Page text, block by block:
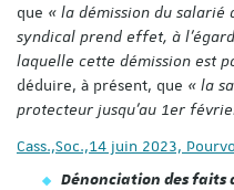
que « la démission du salarié
syndical prend effet, à
laquelle cette démission est
déduire, à présent, que « la
protecteur jusqu'au 1er
Cass.,Soc.,14 juin 2023,
Dénonciation des faits